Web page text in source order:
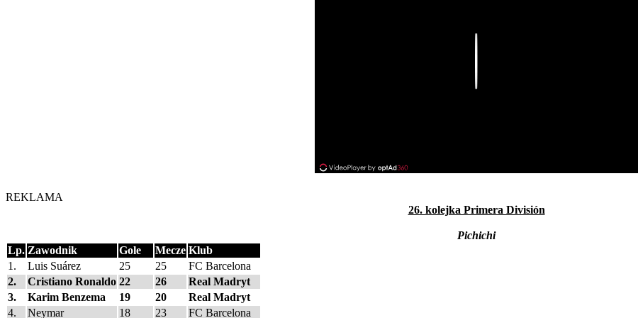
REKLAMA
26. kolejka Primera División
Pichichi
Lp. Zawodnik Gole Mecze Klub
1.
Luis Suárez 25 25
FC Barcelona
2.
Cristiano Ronaldo 22 26
Real Madryt
3.
Karim Benzema 19 20
Real Madryt
4.
Neymar 18 23 FC Barcelona